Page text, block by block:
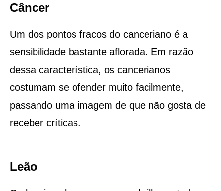
Câncer
Um dos pontos fracos do canceriano é a
sensibilidade bastante aflorada. Em razão
dessa característica, os cancerianos
costumam se ofender muito facilmente,
passando uma imagem de que não gosta de
receber críticas.
Leão